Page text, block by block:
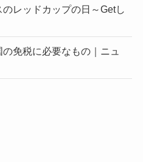
レッドカップの日～Getし
免税に必要なもの｜ニュ